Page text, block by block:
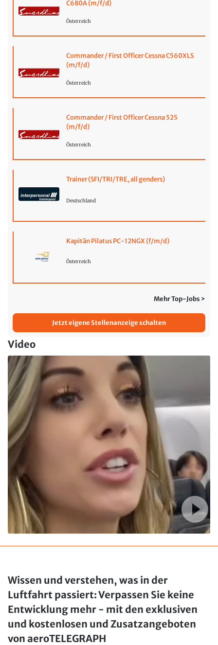
C680A (m/f/d)
Österreich
Commander / First Officer Cessna C560XLS
(m/f/d)
Österreich
Commander / First Officer Cessna 525
(m/f/d)
Österreich
Trainer (SFI/TRI/TRE, all genders)
Deutschland
Kapitän Pilatus PC-12NGX (f/m/d)
Österreich
Mehr Top-Jobs >
Jetzt eigene Stellenanzeige schalten
Video
Wissen und verstehen, was in der
Luftfahrt passiert: Verpassen Sie keine
Entwicklung mehr - mit den exklusiven
und kostenlosen und Zusatzangeboten
von aeroTELEGRAPH